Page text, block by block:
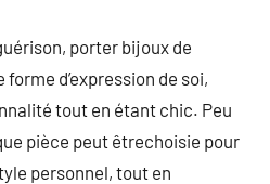
porter bijoux de
d’expression de soi,
tout en étant chic. Peu
pièce peut êtrechoisie pour
personnel, tout en